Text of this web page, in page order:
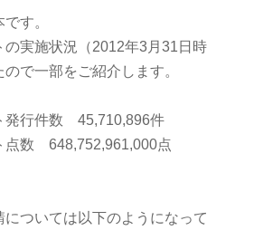
す。
の実施状況（2012年3月31日時
で一部をご紹介します。
発行件数 45,710,896件
点数 648,752,961,000点
については以下のようになって